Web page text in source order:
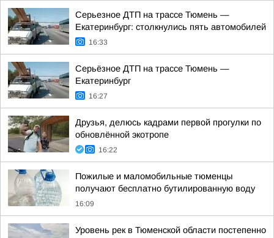
Серьезное ДТП на трассе Тюмень —
Екатеринбург: столкнулись пять автомобилей
16:33
Серьёзное ДТП на трассе Тюмень —
Екатеринбург
16:27
Друзья, делюсь кадрами первой прогулки по
обновлённой экотропе
16:22
Пожилые и маломобильные тюменцы
получают бесплатно бутилированную воду
16:09
Уровень рек в Тюменской области постепенно